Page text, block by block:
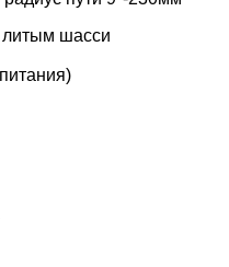
литым шасси